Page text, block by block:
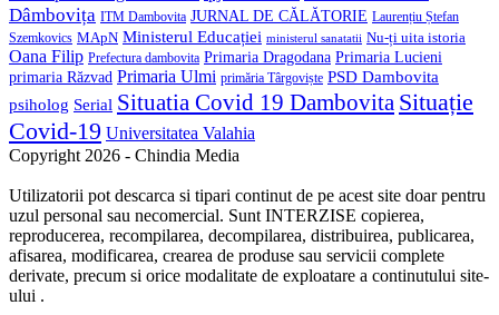
Dâmbovița ITM Dambovita JURNAL DE CĂLĂTORIE Laurențiu Ștefan
Szemkovics MApN Ministerul Educației ministerul sanatatii Nu-ți uita istoria
Oana Filip Prefectura dambovita Primaria Dragodana Primaria Lucieni
primaria Răzvad Primaria Ulmi primăria Târgoviște PSD Dambovita
psiholog Serial Situatia Covid 19 Dambovita Situație
Covid-19 Universitatea Valahia
Copyright 2026 - Chindia Media
Utilizatorii pot descarca si tipari continut de pe acest site doar pentru
uzul personal sau necomercial. Sunt INTERZISE copierea,
reproducerea, recompilarea, decompilarea, distribuirea, publicarea,
afisarea, modificarea, crearea de produse sau servicii complete
derivate, precum si orice modalitate de exploatare a continutului site-
ului .